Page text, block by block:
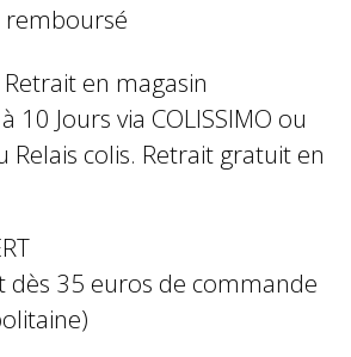
remboursé
en magasin
10 Jours via COLISSIMO ou
Relais colis. Retrait gratuit en
dès 35 euros de commande